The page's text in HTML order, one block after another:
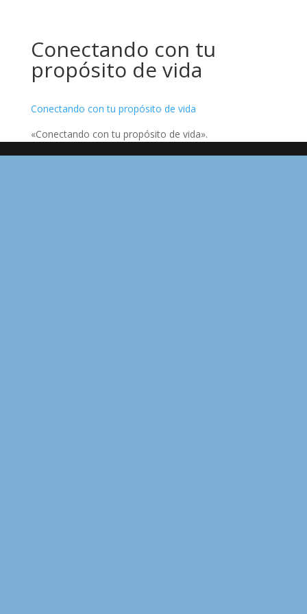
Conectando con tu
propósito de vida
Conectando con tu propósito de vida
«Conectando con tu propósito de vida».